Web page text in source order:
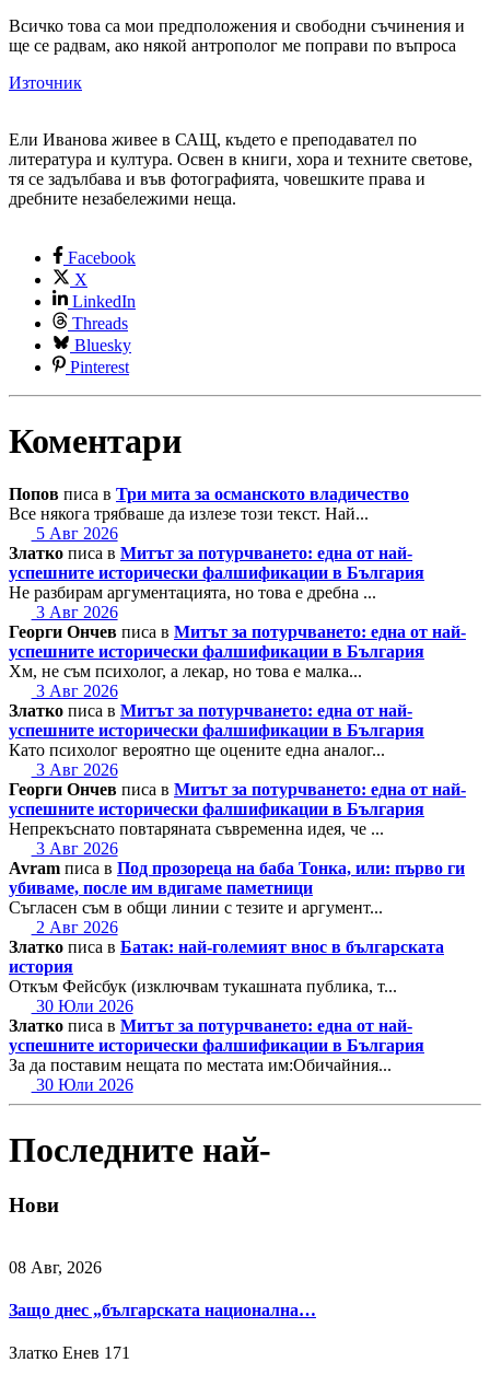
Всичко това са мои предположения и свободни съчинения и
ще се радвам, ако някой антрополог ме поправи по въпроса
Източник
Ели Иванова живее в САЩ, където е преподавател по
литература и култура. Освен в книги, хора и техните светове,
тя се задълбава и във фотографията, човешките права и
дребните незабележими неща.
Facebook
X
LinkedIn
Threads
Bluesky
Pinterest
Коментари
Попов писа в Три мита за османското владичество
Все някога трябваше да излезе този текст. Най...
5 Авг 2026
Златко писа в Митът за потурчването: една от най-
успешните исторически фалшификации в България
Не разбирам аргументацията, но това е дребна ...
3 Авг 2026
Георги Ончев писа в Митът за потурчването: една от най-
успешните исторически фалшификации в България
Хм, не съм психолог, а лекар, но това е малка...
3 Авг 2026
Златко писа в Митът за потурчването: една от най-
успешните исторически фалшификации в България
Като психолог вероятно ще оцените една аналог...
3 Авг 2026
Георги Ончев писа в Митът за потурчването: една от най-
успешните исторически фалшификации в България
Непрекъснато повтаряната съвременна идея, че ...
3 Авг 2026
Avram писа в Под прозореца на баба Тонка, или: първо ги
убиваме, после им вдигаме паметници
Съгласен съм в общи линии с тезите и аргумент...
2 Авг 2026
Златко писа в Батак: най-големият внос в българската
история
Откъм Фейсбук (изключвам тукашната публика, т...
30 Юли 2026
Златко писа в Митът за потурчването: една от най-
успешните исторически фалшификации в България
За да поставим нещата по местата им:Обичайния...
30 Юли 2026
Последните най-
Нови
08 Авг, 2026
Защо днес „българската национална…
Златко Енев 171